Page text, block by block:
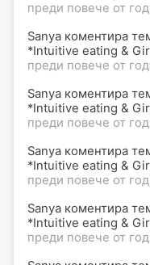
преди повече от
Sanya коментира
*Intuitive eating &
преди повече от
Sanya коментира
*Intuitive eating &
преди повече от
Sanya коментира
*Intuitive eating &
преди повече от
Sanya коментира
*Intuitive eating &
преди повече от